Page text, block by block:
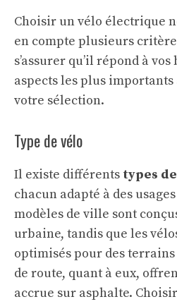
Choisir un vélo électrique
en compte plusieurs
s’assurer qu’il répond à
aspects les plus
votre sélection.
Type de vélo
Il existe différents types
chacun adapté à des
modèles de ville sont
urbaine, tandis que les
optimisés pour des
de route, quant à eux,
accrue sur asphalte.